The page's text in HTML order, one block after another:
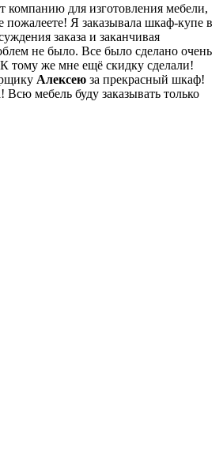
компанию для изготовления мебели,
Я заказывала шкаф-купе в
заказа и заканчивая
не было. Все было сделано очень
тому же мне ещё скидку сделали!
Алексею за прекрасный шкаф!
Всю мебель буду заказывать только